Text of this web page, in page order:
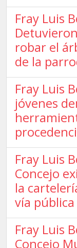
Fray Luis
robar el
de la
Fray Luis
jóvenes
Fray Luis
Concejo
la
vía pública
Fray Luis
Concejo